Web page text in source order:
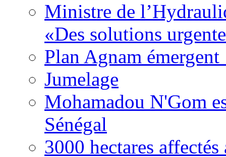
Ministre de
«Des solutions
Plan Agnam
Jumelage
Mohamadou N'Gom
Sénégal
3000 hectares